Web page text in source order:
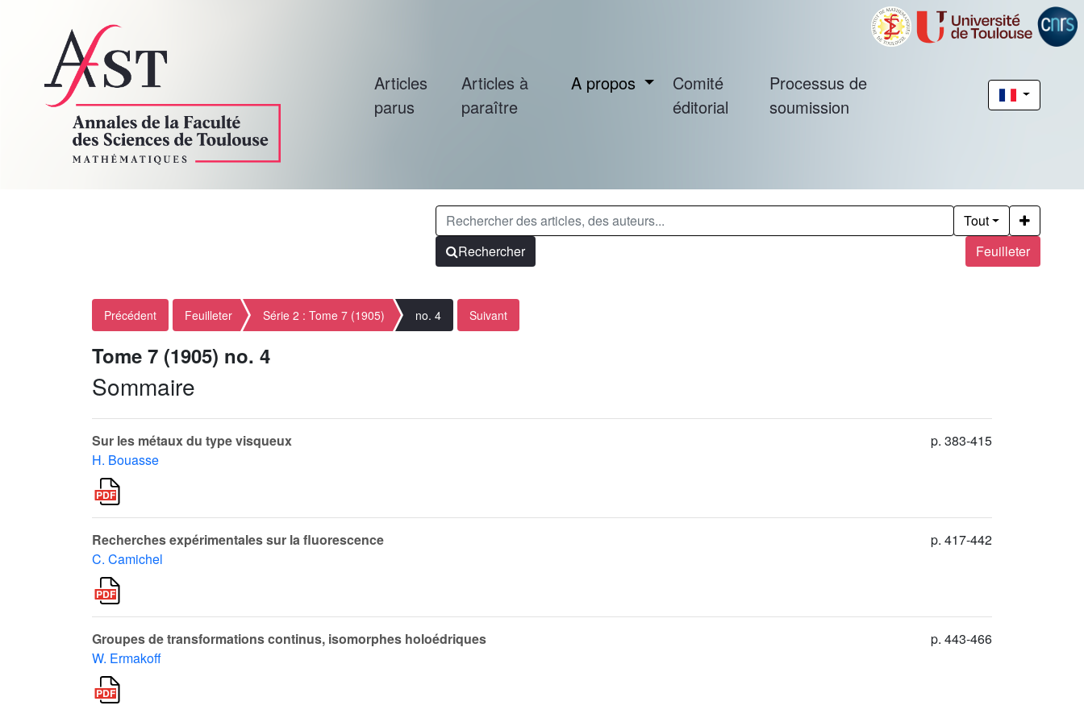
Articles
parus
Articles à
paraître
A propos
Comité
éditorial
Processus de
soumission
Feuilleter
Tout
Rechercher
Précédent Feuilleter Série 2 : Tome 7 (1905) no. 4 Suivant
Tome 7 (1905) no. 4
Sommaire
Sur les métaux du type visqueux
H. Bouasse
p. 383-415
Recherches expérimentales sur la fluorescence
C. Camichel
p. 417-442
Groupes de transformations continus, isomorphes holoédriques
W. Ermakoff
p. 443-466